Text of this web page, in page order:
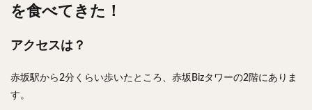
を食べてきた！
アクセスは？
赤坂駅から2分くらい歩いたところ、赤坂Bizタワーの2階にありま
す。